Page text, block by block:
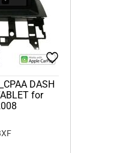
DASH
for